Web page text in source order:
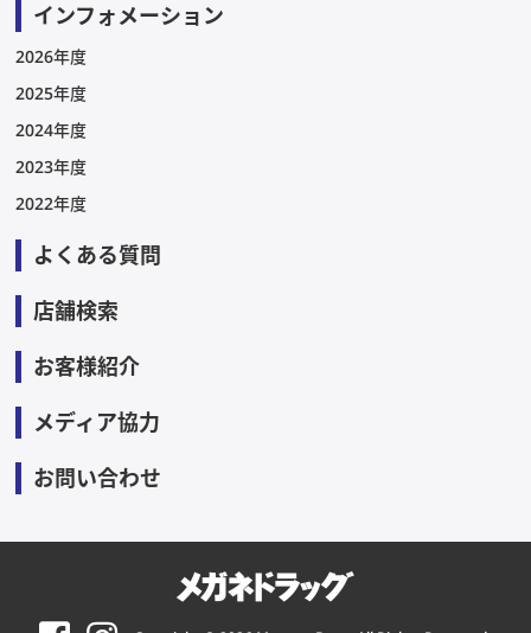
インフォメーション
2026年度
2025年度
2024年度
2023年度
2022年度
よくある質問
店舗検索
お客様紹介
メディア協力
お問い合わせ